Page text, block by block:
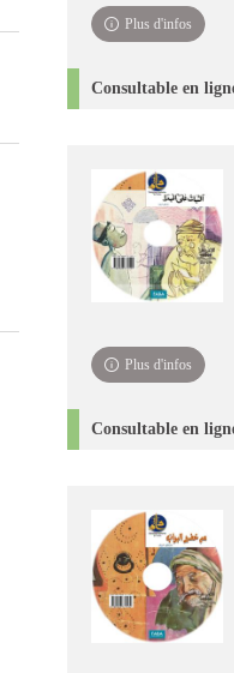
Plus d'infos
Consultable en
Plus d'infos
Consultable en